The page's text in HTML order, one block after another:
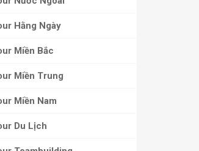
Hằng Ngày
Miền Bắc
Miền Trung
Miền Nam
Du Lịch